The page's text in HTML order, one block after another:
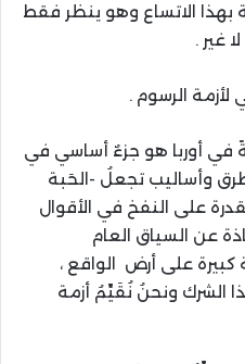
الاتساع وهو ينظر فقط
غير .
لأزمة الرسوم .
في أوربا هو جزءٌ أساسي في
وأساليب تجعلُ -الحَبة
على النفخ في الأقوال
عن السياق العام
على أرض الواقع ،
الشرك ونحنُ نُقَيِّمُ أزمة